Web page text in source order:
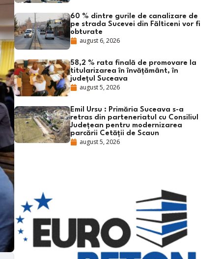
60 % dintre gurile de canalizare de
pe strada Sucevei din Fălticeni vor fi
obturate
august 6, 2026
58,2 % rata finală de promovare la
titularizarea în învățământ, în
județul Suceava
august 5, 2026
Emil Ursu : Primăria Suceava s-a
retras din parteneriatul cu Consiliul
Județean pentru modernizarea
parcării Cetății de Scaun
august 5, 2026